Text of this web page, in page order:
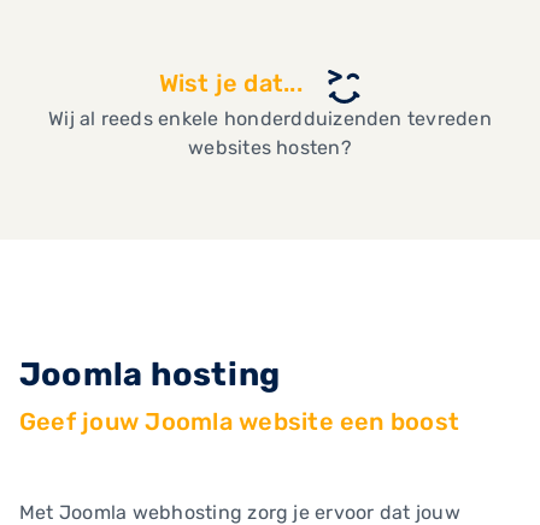
Wist je dat...
Wij al reeds enkele honderdduizenden tevreden
websites hosten?
Joomla hosting
Geef jouw Joomla website een boost
Met Joomla webhosting zorg je ervoor dat jouw